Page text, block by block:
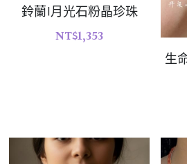
07｜眾神禮讚
溫潤玉石
創作選購
鈴蘭|月光石粉晶珍珠
NT$1,353
生